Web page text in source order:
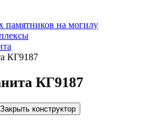
памятников на могилу
КГ9187
КГ9187
Закрыть конструктор